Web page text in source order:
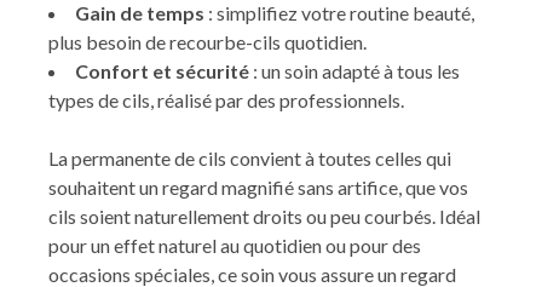
Gain de temps : simplifiez votre routine beauté,
plus besoin de recourbe-cils quotidien.
Confort et sécurité : un soin adapté à tous les
types de cils, réalisé par des professionnels.
La permanente de cils convient à toutes celles qui
souhaitent un regard magnifié sans artifice, que vos
cils soient naturellement droits ou peu courbés. Idéal
pour un effet naturel au quotidien ou pour des
occasions spéciales, ce soin vous assure un regard